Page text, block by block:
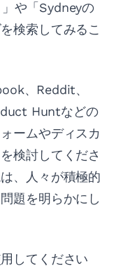
や「Sydneyの
検索してみるこ
、Reddit、
Huntなどの
ームやディスカ
検討してくださ
、人々が積極的
題を明らかにし
してください